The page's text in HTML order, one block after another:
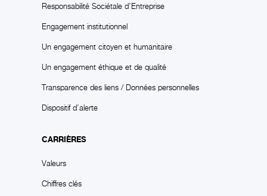
Responsabilité Sociétale d’Entreprise
Engagement institutionnel
Un engagement citoyen et humanitaire
Un engagement éthique et de qualité
Transparence des liens / Données personnelles
Dispositif d’alerte
CARRIÈRES
Valeurs
Chiffres clés